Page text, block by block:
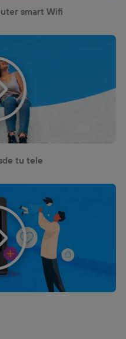
smart Wifi
tu tele